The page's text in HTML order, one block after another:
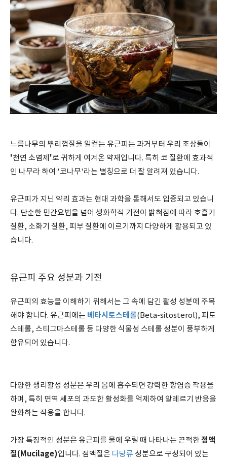
느릅나무의 뿌리껍질을 일컫는 유근피는 과거부터 우리 조상들이
'천연 소염제 '로 귀하게 여겨온 약재입니다. 특히 코 질환에 효과적
인 나무라 하여 '코나무'라는 별칭으로 더 잘 알려져 있습니다.
유근피가 지닌 약리 효과는 현대 과학을 통해서도 입증되고 있습니
다. 단순한 민간요법을 넘어 생화학적 기전이 밝혀짐에 따라 호흡기
질환, 소화기 질환, 피부 질환에 이르기까지 다양하게 활용되고 있
습니다.
유근피 주요 성분과 기전
유근피의 효능을 이해하기 위해서는 그 속에 담긴 활성 성분에 주목
해야 합니다. 유근피에는 베타시토스테롤(Beta-sitosterol), 피토
스테롤, 스티그마스테롤 등 다양한 식물성 스테롤 성분이 풍부하게
함유되어 있습니다.
다양한 생리활성 성분은 우리 몸에 흡수되면 강력한 항염증 작용을
하며, 특히 면역 세포의 과도한 활성화를 억제하여 알레르기 반응을
완화하는 작용을 합니다.
가장 특징적인 성분은 유근피를 물에 우릴 때 나타나는 끈적한점액
질(Mucilage)입니다. 점액질은 다당류 성분으로 구성되어 있는